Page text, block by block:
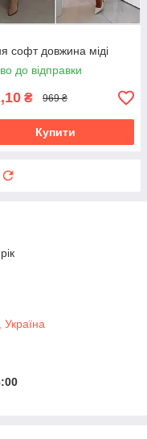
софт довжина міді
до відправки
₴ 969 ₴
Купити